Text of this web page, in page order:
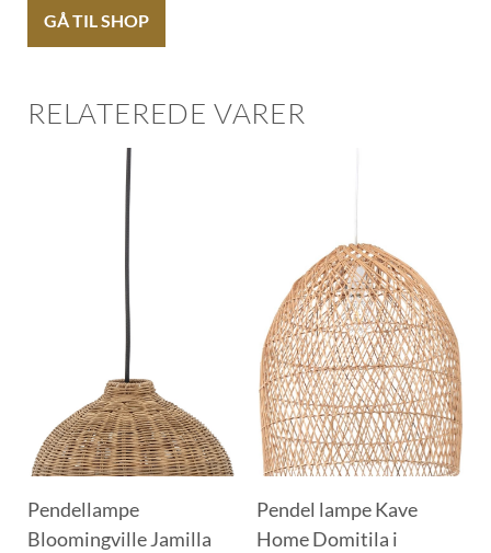
GÅ TIL SHOP
RELATEREDE VARER
Pendellampe
Bloomingville Jamilla
Pendel lampe Kave
Home Domitila i